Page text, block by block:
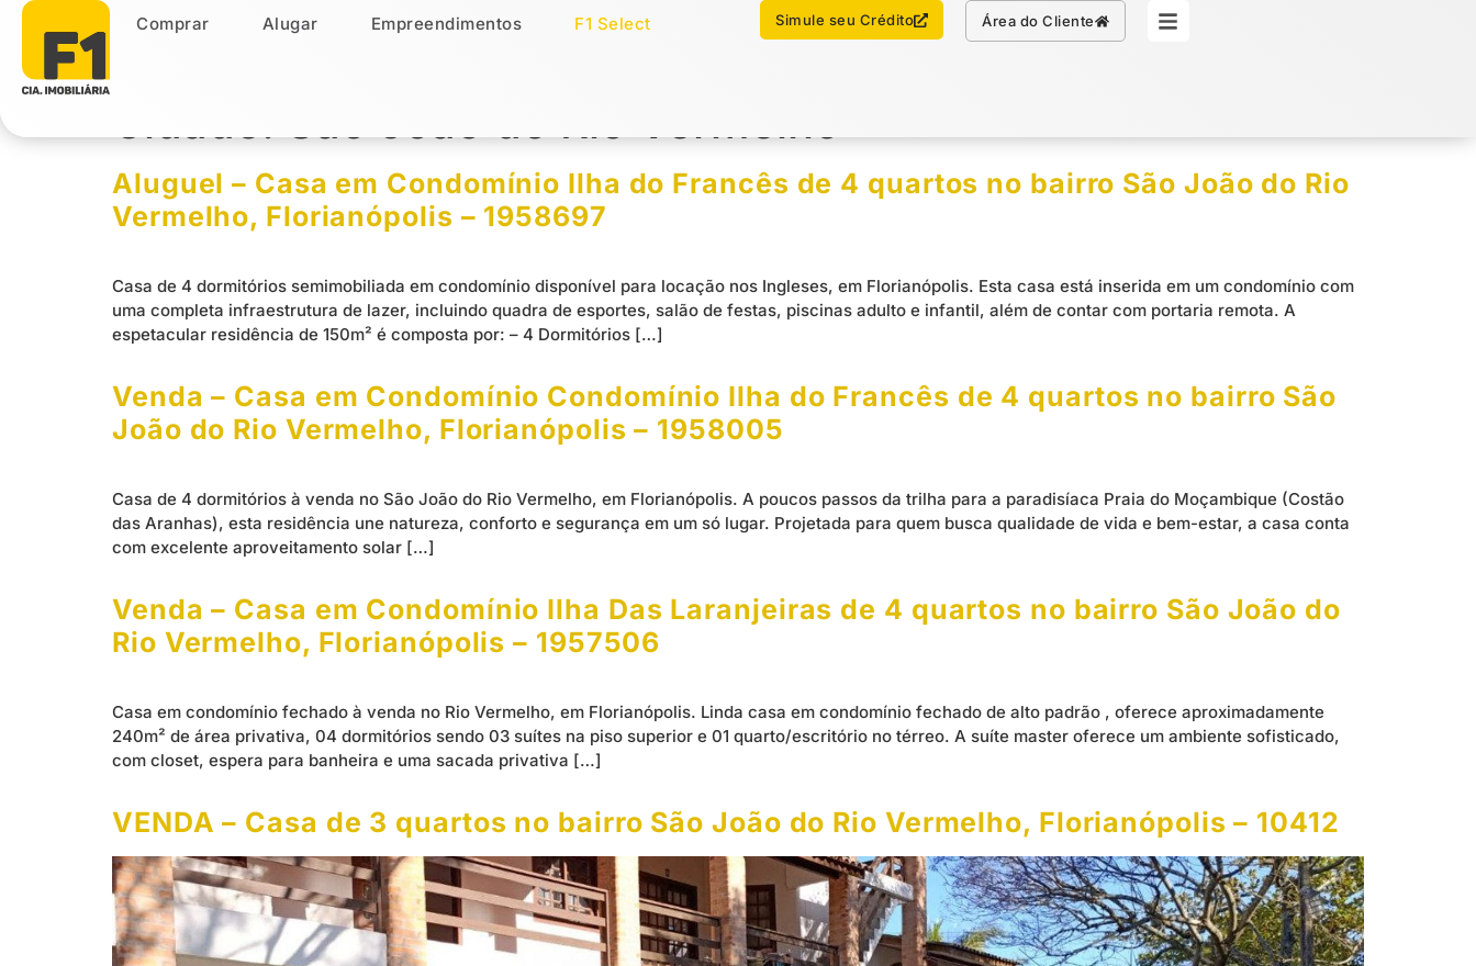
Comprar Alugar Empreendimentos F1 Select Simule seu Crédito Área do Cliente
Comprar Alugar Empreendimentos Imóveis Select
Chamar no WhatsApp Simule seu Crédito
Cidade:São João do Rio Vermelho
Aluguel – Casa em Condomínio Ilha do Francês de 4 quartos no bairro São João do Rio
Vermelho, Florianópolis – 1958697
Casa de 4 dormitórios semimobiliada em condomínio disponível para locação nos Ingleses, em Florianópolis. Esta casa está inserida em um condomínio com
uma completa infraestrutura de lazer, incluindo quadra de esportes, salão de festas, piscinas adulto e infantil, além de contar com portaria remota. A
espetacular residência de 150m² é composta por: – 4 Dormitórios […]
Venda – Casa em Condomínio Condomínio Ilha do Francês de 4 quartos no bairro São
João do Rio Vermelho, Florianópolis – 1958005
Casa de 4 dormitórios à venda no São João do Rio Vermelho, em Florianópolis. A poucos passos da trilha para a paradisíaca Praia do Moçambique (Costão
das Aranhas), esta residência une natureza, conforto e segurança em um só lugar. Projetada para quem busca qualidade de vida e bem-estar, a casa conta
com excelente aproveitamento solar […]
Venda – Casa em Condomínio Ilha Das Laranjeiras de 4 quartos no bairro São João do
Rio Vermelho, Florianópolis – 1957506
Casa em condomínio fechado à venda no Rio Vermelho, em Florianópolis. Linda casa em condomínio fechado de alto padrão , oferece aproximadamente
240m² de área privativa, 04 dormitórios sendo 03 suítes na piso superior e 01 quarto/escritório no térreo. A suíte master oferece um ambiente sofisticado,
com closet, espera para banheira e uma sacada privativa […]
VENDA – Casa de 3 quartos no bairro São João do Rio Vermelho, Florianópolis – 10412